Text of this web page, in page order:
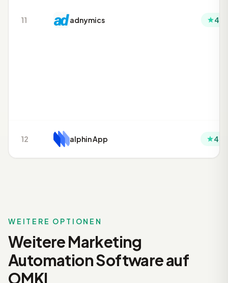
11 adnymics 4.3
12 alphin App 4.0
WEITERE OPTIONEN
Weitere Marketing
Automation Software auf
OMKI